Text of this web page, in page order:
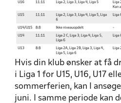
Hvis din klub ønsker at få
i Liga 1 for U15, U16, U17
sommerferien, kan I
juni. I samme periode kan